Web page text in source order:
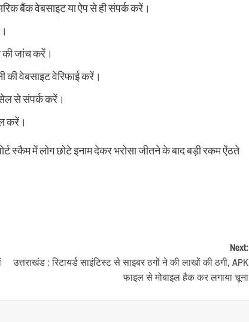
बैंक वेबसाइट या ऐप से ही संपर्क करें।
जांच करें।
वेबसाइट वेरिफाई करें।
से संपर्क करें।
करें।
स्कैम में लोग छोटे इनाम देकर भरोसा जीतने के बाद बड़ी रकम ऐंठते
Next:
उत्तराखंड : रिटायर्ड साइंटिस्ट से साइबर ठगों ने की लाखों की ठगी, APK
फाइल से मोबाइल हैक कर लगाया चूना